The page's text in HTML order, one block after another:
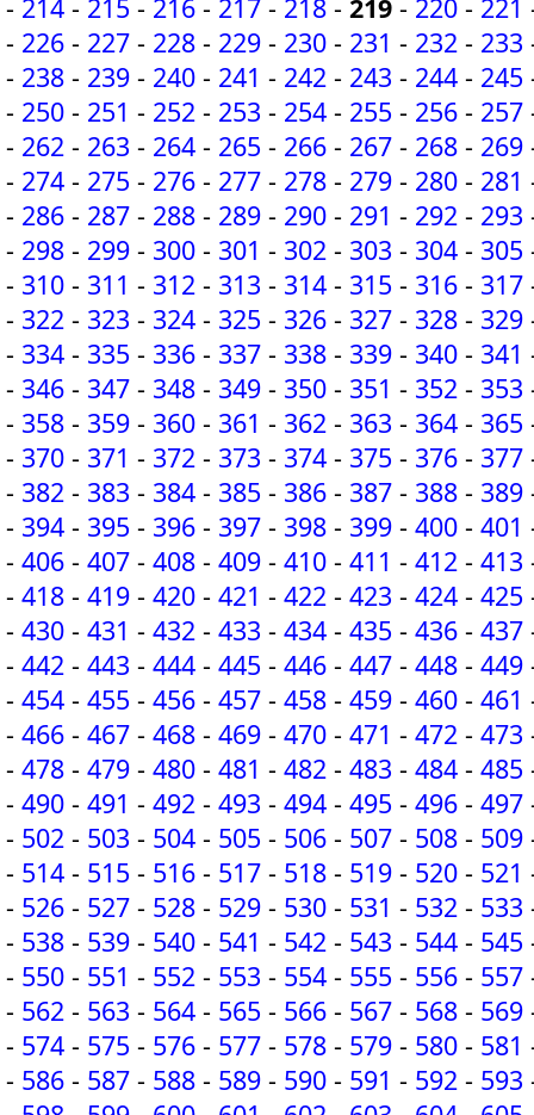
- 214 - 215 - 216 - 217 - 218 - 219 - 220 - 221
- 226 - 227 - 228 - 229 - 230 - 231 - 232 - 233
- 238 - 239 - 240 - 241 - 242 - 243 - 244 - 245
- 250 - 251 - 252 - 253 - 254 - 255 - 256 - 257
- 262 - 263 - 264 - 265 - 266 - 267 - 268 - 269
- 274 - 275 - 276 - 277 - 278 - 279 - 280 - 281
- 286 - 287 - 288 - 289 - 290 - 291 - 292 - 293
- 298 - 299 - 300 - 301 - 302 - 303 - 304 - 305
- 310 - 311 - 312 - 313 - 314 - 315 - 316 - 317
- 322 - 323 - 324 - 325 - 326 - 327 - 328 - 329
- 334 - 335 - 336 - 337 - 338 - 339 - 340 - 341
- 346 - 347 - 348 - 349 - 350 - 351 - 352 - 353
- 358 - 359 - 360 - 361 - 362 - 363 - 364 - 365
- 370 - 371 - 372 - 373 - 374 - 375 - 376 - 377
- 382 - 383 - 384 - 385 - 386 - 387 - 388 - 389
- 394 - 395 - 396 - 397 - 398 - 399 - 400 - 401
- 406 - 407 - 408 - 409 - 410 - 411 - 412 - 413
- 418 - 419 - 420 - 421 - 422 - 423 - 424 - 425
- 430 - 431 - 432 - 433 - 434 - 435 - 436 - 437
- 442 - 443 - 444 - 445 - 446 - 447 - 448 - 449
- 454 - 455 - 456 - 457 - 458 - 459 - 460 - 461
- 466 - 467 - 468 - 469 - 470 - 471 - 472 - 473
- 478 - 479 - 480 - 481 - 482 - 483 - 484 - 485
- 490 - 491 - 492 - 493 - 494 - 495 - 496 - 497
- 502 - 503 - 504 - 505 - 506 - 507 - 508 - 509
- 514 - 515 - 516 - 517 - 518 - 519 - 520 - 521
- 526 - 527 - 528 - 529 - 530 - 531 - 532 - 533
- 538 - 539 - 540 - 541 - 542 - 543 - 544 - 545
- 550 - 551 - 552 - 553 - 554 - 555 - 556 - 557
- 562 - 563 - 564 - 565 - 566 - 567 - 568 - 569
- 574 - 575 - 576 - 577 - 578 - 579 - 580 - 581
- 586 - 587 - 588 - 589 - 590 - 591 - 592 - 593